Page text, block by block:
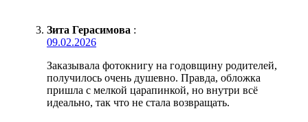
Зита Герасимова :
09.02.2026
Заказывала фотокнигу на годовщину родителей,
получилось очень душевно. Правда, обложка
пришла с мелкой царапинкой, но внутри всё
идеально, так что не стала возвращать.